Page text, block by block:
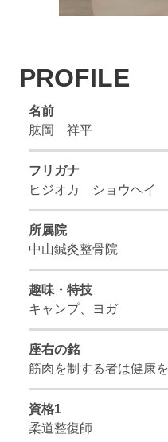
PROFILE
名前
肱岡 祥平
フリガナ
ヒジオカ ショウヘイ
所属院
中山鍼灸整骨院
趣味・特技
キャンプ、ヨガ
座右の銘
筋肉を制する者は健康
資格1
柔道整復師